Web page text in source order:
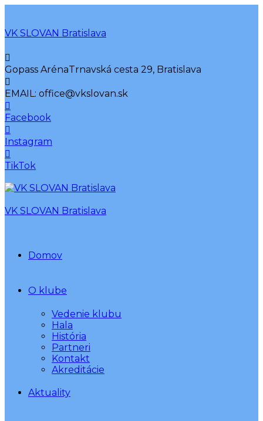
VK SLOVAN Bratislava
Gopass ArénaTrnavská cesta 29, Bratislava
EMAIL: office@vkslovan.sk
Facebook
Instagram
TikTok
VK SLOVAN Bratislava
Domov
O klube
Vedenie klubu
Hala
História
Partneri
Kontakt
Akreditácie
Aktuality